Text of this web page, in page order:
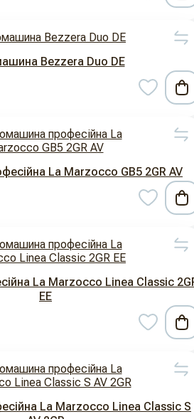
Bezzera Duo DE
La Marzocco GB5 2GR AV
La Marzocco Linea Classic
EE
La Marzocco Linea Classic S